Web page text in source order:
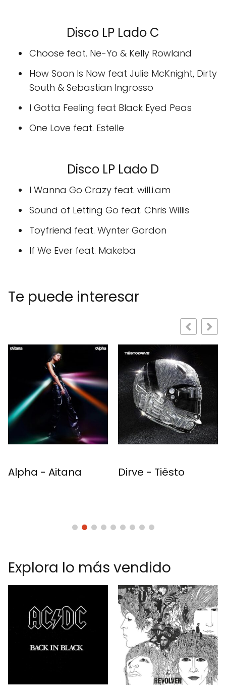
Disco LP Lado C
Choose feat. Ne-Yo & Kelly Rowland
How Soon Is Now feat Julie McKnight, Dirty
South & Sebastian Ingrosso
I Gotta Feeling feat Black Eyed Peas
One Love feat. Estelle
Disco LP Lado D
I Wanna Go Crazy feat. will.i.am
Sound of Letting Go feat. Chris Willis
Toyfriend feat. Wynter Gordon
If We Ever feat. Makeba
Te puede interesar
Dirve - Tiësto
Berlin Calling -
Explora lo más vendido